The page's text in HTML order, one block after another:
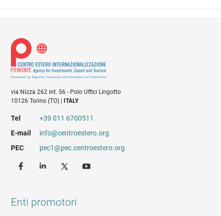
via Nizza 262 int. 56 - Polo Uffici Lingotto
10126 Torino (TO) |
ITALY
Tel
+39 011 6700511
E-mail
info@centroestero.org
PEC
pec1@pec.centroestero.org
Enti promotori